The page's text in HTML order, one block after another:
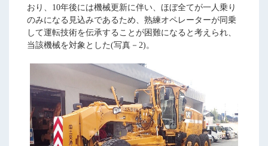
おり、10年後には機械更新に伴い、ほぼ全てが一人乗り
のみになる見込みであるため、熟練オペレーターが同乗
して運転技術を伝承することが困難になると考えられ、
当該機械を対象とした(写真－2)。